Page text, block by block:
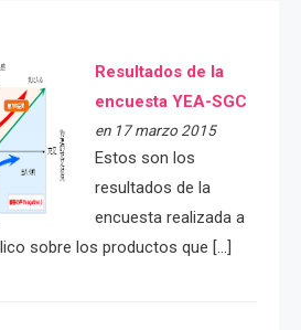
Resultados de la
encuesta YEA-SGC
en 17 marzo 2015
Estos son los
resultados de la
encuesta realizada a
sobre los productos que […]